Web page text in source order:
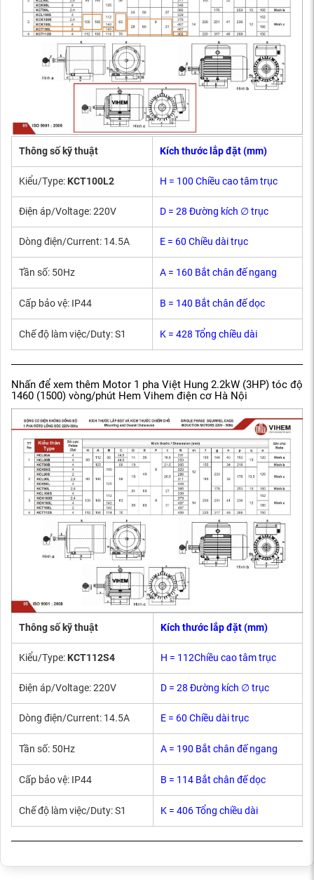
Thông số kỹ thuật Kích thước lắp đặt (mm)
Kiểu/Type: KCT100L2 H = 100 Chiều cao tâm trục
Điện áp/Voltage: 220V D = 28 Đường kích ∅ trục
Dòng điện/Current: 14.5A E = 60 Chiều dài trục
Tần số: 50Hz A = 160 Bắt chân đế ngang
Cấp bảo vệ: IP44 B = 140 Bắt chân đế dọc
Chế độ làm việc/Duty: S1 K = 428 Tổng chiều dài
Nhấn để xem thêm Motor 1 pha Việt Hung 2.2kW (3HP) tóc độ
1460 (1500) vòng/phút Hem Vihem điện cơ Hà Nội
Thông số kỹ thuật Kích thước lắp đặt (mm)
Kiểu/Type: KCT112S4 H = 112Chiều cao tâm trục
Điện áp/Voltage: 220V D = 28 Đường kích ∅ trục
Dòng điện/Current: 14.5A E = 60 Chiều dài trục
Tần số: 50Hz A = 190 Bắt chân đế ngang
Cấp bảo vệ: IP44 B = 114 Bắt chân đế dọc
Chế độ làm việc/Duty: S1 K = 406 Tổng chiều dài